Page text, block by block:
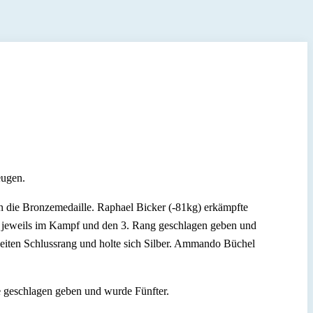
die Bronzemedaille. Raphael Bicker (-81kg) erkämpfte
im Kampf und den 3. Rang geschlagen geben und
Schlussrang und holte sich Silber. Ammando Büchel
geben und wurde Fünfter.